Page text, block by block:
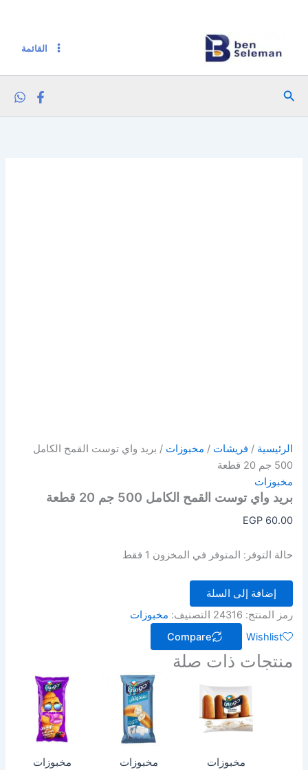
القائمة
البحث
الرئيسية / فريشات / مخبوزات / بريد واي توست القمح الكامل
500 جم 20 قطعة
مخبوزات
بريد واي توست القمح الكامل 500 جم 20 قطعة
EGP60.00
حالة التوفر: المتوفر في المخزون 1 فقط
إضافة إلى السلة
رمز المنتج: 24316 التصنيف: مخبوزات
Wishlist
Compare
منتجات ذات صلة
مخبوزات مخبوزات مخبوزات